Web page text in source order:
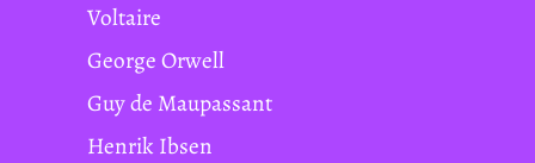
Voltaire
George Orwell
Guy de Maupassant
Henrik Ibsen